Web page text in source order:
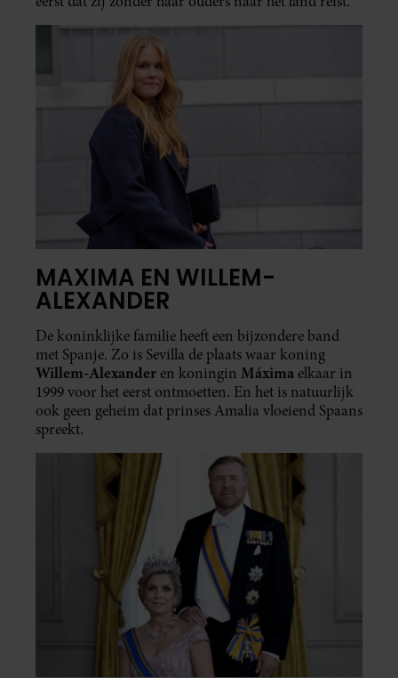
MAXIMA EN WILLEM-
ALEXANDER
De koninklijke familie heeft een bijzondere band
met Spanje. Zo is Sevilla de plaats waar koning
Willem-Alexander en koningin Máxima elkaar in
1999 voor het eerst ontmoetten. En het is natuurlijk
ook geen geheim dat prinses Amalia vloeiend Spaans
spreekt.